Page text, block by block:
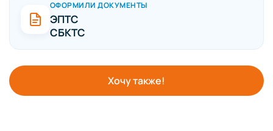
ОФОРМИЛИ ДОКУМЕНТЫ
ЭПТС
СБКТС
Хочу также!